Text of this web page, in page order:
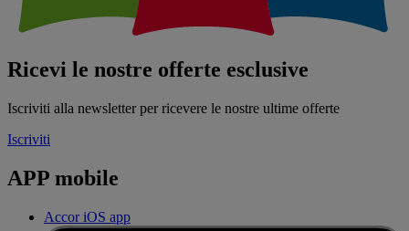
Ricevi le nostre offerte esclusive
Iscriviti alla newsletter per ricevere le nostre ultime offerte
Iscriviti
APP mobile
Accor iOS app